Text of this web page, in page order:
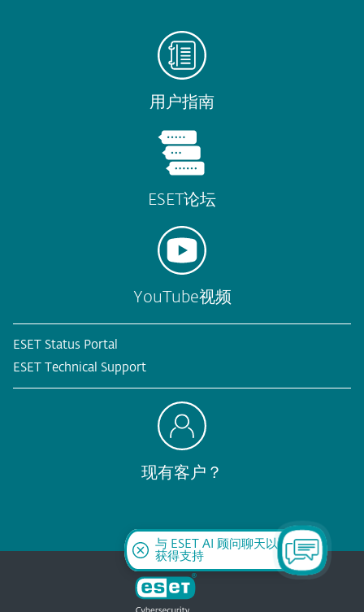
用户指南
ESET论坛
YouTube视频
ESET Status Portal
ESET Technical Support
现有客户？
与 ESET AI 顾问聊天以
获得支持